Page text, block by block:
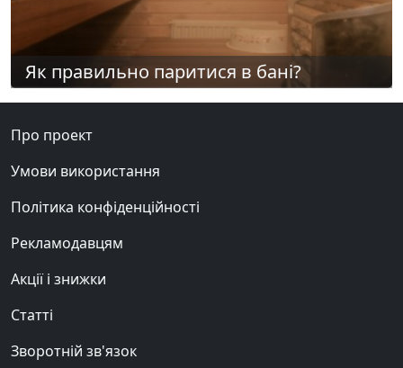
Як правильно паритися в бані?
Про проект
Умови використання
Політика конфіденційності
Рекламодавцям
Акції і знижки
Статті
Зворотній зв'язок